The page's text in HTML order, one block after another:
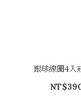
銀球線圈4入